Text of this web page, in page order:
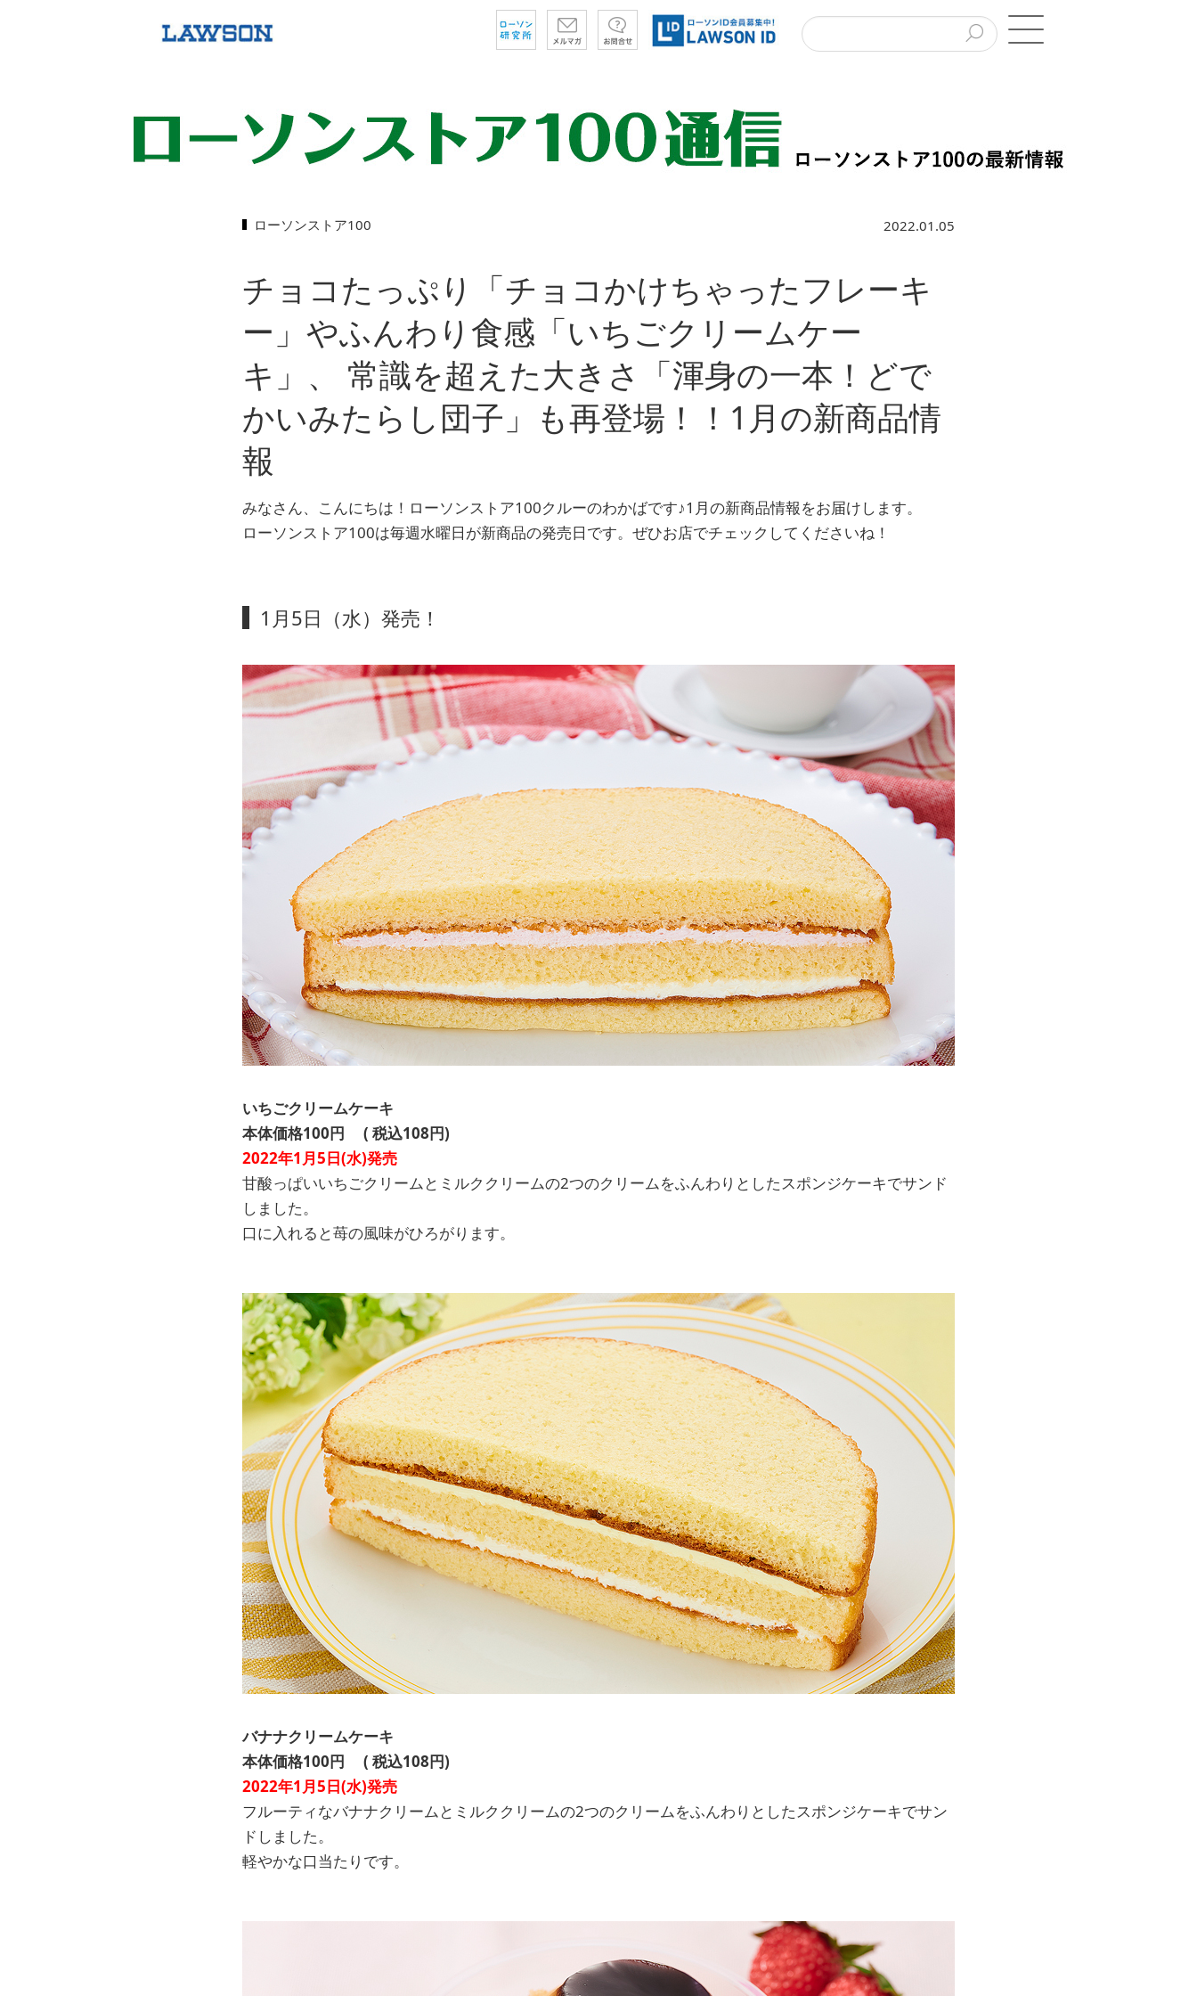
ローソンストア100 2022.01.05
チョコたっぷり「チョコかけちゃったフレーキ
ー」やふんわり食感「いちごクリームケー
キ」、 常識を超えた大きさ「渾身の一本！どで
かいみたらし団子」も再登場！！1月の新商品情
報
みなさん、こんにちは！ローソンストア100クルーのわかばです♪1月の新商品情報をお届けします。
ローソンストア100は毎週水曜日が新商品の発売日です。ぜひお店でチェックしてくださいね！
1月5日（水）発売！
いちごクリームケーキ
本体価格100円
( 税込108円)
2022年1月5日(水)発売
甘酸っぱいいちごクリームとミルククリームの2つのクリームをふんわりとしたスポンジケーキでサンド
しました。
口に入れると苺の風味がひろがります。
バナナクリームケーキ
本体価格100円
( 税込108円)
2022年1月5日(水)発売
フルーティなバナナクリームとミルククリームの2つのクリームをふんわりとしたスポンジケーキでサン
ドしました。
軽やかな口当たりです。